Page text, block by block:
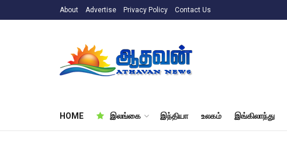
About Advertise Privacy Policy Contact Us
HOME இலங்கை இந்தியா உலகம் இங்கிலாந்து